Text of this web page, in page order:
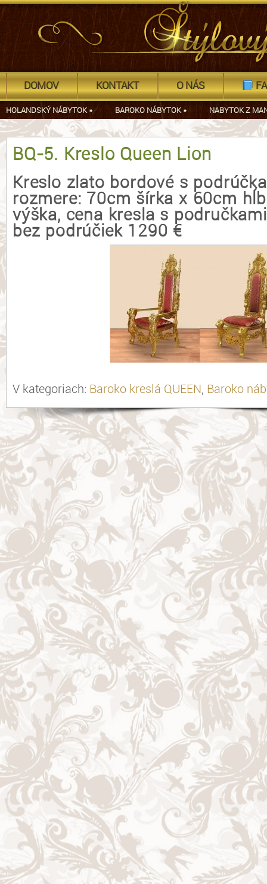
DOMOV KONTAKT O NÁS
HOLANDSKÝ NÁBYTOK» BAROKO NÁBYTOK» NABYTOK Z
BQ-5. Kreslo Queen Lion
Kreslo zlato bordové s
rozmere: 70cm šírka x 60cm
výška, cena kresla s
bez podrúčiek 1290 €
V kategoriach: Baroko kreslá QUEEN Baroko